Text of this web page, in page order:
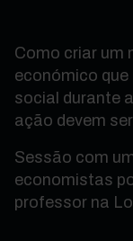
Como criar um
económico
social durante
ação devem
Sessão com
economistas
professor na